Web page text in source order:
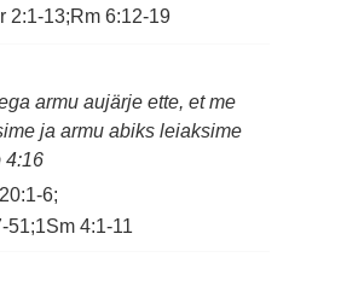
2:1-13;Rm 6:12-19
armu aujärje ette, et me
ja armu abiks leiaksime
4:16
6;
51;1Sm 4:1-11